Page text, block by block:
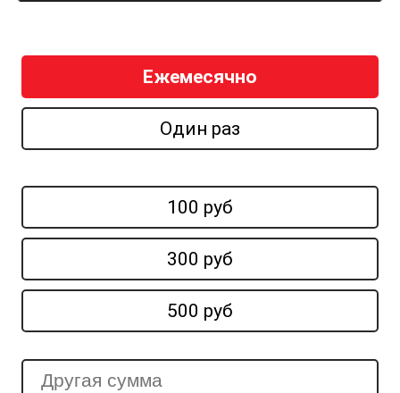
Ежемесячно
Один раз
100 руб
300 руб
500 руб